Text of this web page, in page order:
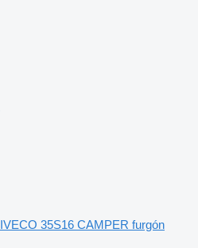
IVECO 35S16 CAMPER furgón